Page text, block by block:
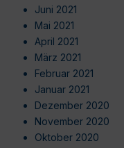
Juni 2021
Mai 2021
April 2021
März 2021
Februar 2021
Januar 2021
Dezember 2020
November 2020
Oktober 2020